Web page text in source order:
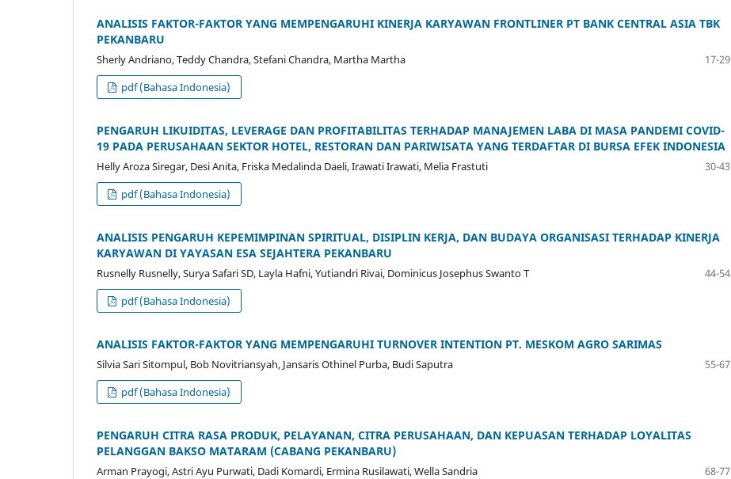
ANALISIS FAKTOR-FAKTOR YANG MEMPENGARUHI KINERJA KARYAWAN FRONTLINER PT BANK CENTRAL ASIA TBK
PEKANBARU
Sherly Andriano, Teddy Chandra, Stefani Chandra, Martha Martha
17-29
pdf (Bahasa Indonesia)
PENGARUH LIKUIDITAS, LEVERAGE DAN PROFITABILITAS TERHADAP MANAJEMEN LABA DI MASA PANDEMI COVID-
19 PADA PERUSAHAAN SEKTOR HOTEL, RESTORAN DAN PARIWISATA YANG TERDAFTAR DI BURSA EFEK INDONESIA
Helly Aroza Siregar, Desi Anita, Friska Medalinda Daeli, Irawati Irawati, Melia Frastuti
30-43
pdf (Bahasa Indonesia)
ANALISIS PENGARUH KEPEMIMPINAN SPIRITUAL, DISIPLIN KERJA, DAN BUDAYA ORGANISASI TERHADAP KINERJA
KARYAWAN DI YAYASAN ESA SEJAHTERA PEKANBARU
Rusnelly Rusnelly, Surya Safari SD, Layla Hafni, Yutiandri Rivai, Dominicus Josephus Swanto T
44-54
pdf (Bahasa Indonesia)
ANALISIS FAKTOR-FAKTOR YANG MEMPENGARUHI TURNOVER INTENTION PT. MESKOM AGRO SARIMAS
Silvia Sari Sitompul, Bob Novitriansyah, Jansaris Othinel Purba, Budi Saputra
55-67
pdf (Bahasa Indonesia)
PENGARUH CITRA RASA PRODUK, PELAYANAN, CITRA PERUSAHAAN, DAN KEPUASAN TERHADAP LOYALITAS
PELANGGAN BAKSO MATARAM (CABANG PEKANBARU)
Arman Prayogi, Astri Ayu Purwati, Dadi Komardi, Ermina Rusilawati, Wella Sandria
68-77